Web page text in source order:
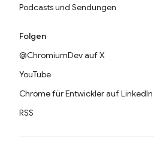
Podcasts und Sendungen
Folgen
@ChromiumDev auf X
YouTube
Chrome für Entwickler auf LinkedIn
RSS